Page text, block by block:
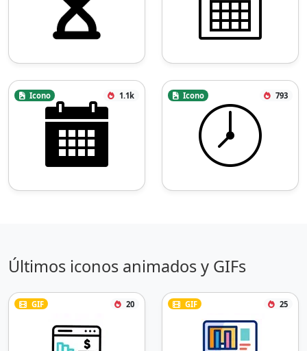
Icono 1.1k Icono 793
Últimos iconos animados y GIFs
GIF 20 GIF 25